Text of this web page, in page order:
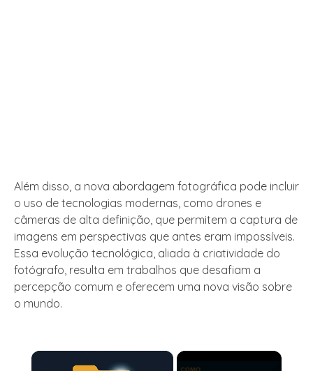
Além disso, a nova abordagem fotográfica pode incluir
o uso de tecnologias modernas, como drones e
câmeras de alta definição, que permitem a captura de
imagens em perspectivas que antes eram impossíveis.
Essa evolução tecnológica, aliada à criatividade do
fotógrafo, resulta em trabalhos que desafiam a
percepção comum e oferecem uma nova visão sobre
o mundo.
×